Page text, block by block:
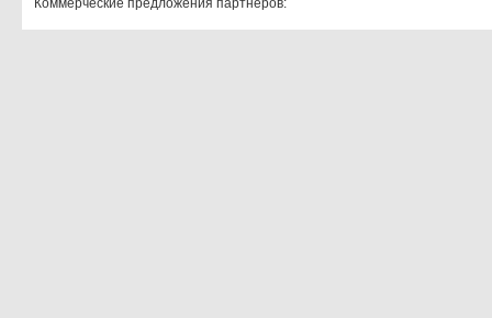
Коммерческие предложения партнеров: